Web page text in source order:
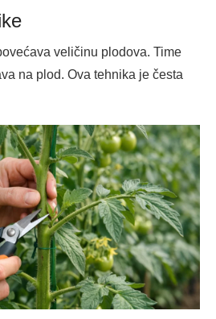
veličinu plodova. Time
na plod. Ova tehnika je česta